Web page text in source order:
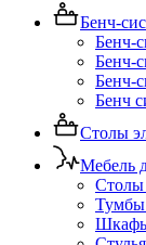
Бенч-
Бенч-
Бенч-
Бенч-
Бенч
Столы
Мебель
Столы
Тумбы